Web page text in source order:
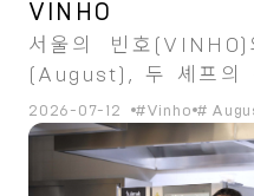
VINHO
서울의 빈호(VINHO)
(August), 두 셰프의
월해 ‘다음 세대’ 테이
2026-07-12 #Vinho #